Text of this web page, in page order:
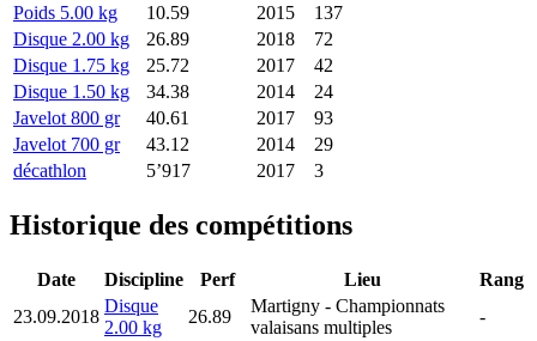
Poids 5.00 kg
10.59 2015
137
Disque 2.00 kg
26.89 2018
72
Disque 1.75 kg
25.72 2017
42
Disque 1.50 kg
34.38 2014
24
Javelot 800 gr
40.61 2017
93
Javelot 700 gr
43.12 2014
29
décathlon
5’917 2017 3
Historique des compétitions
Date Discipline Perf Lieu
Rang
23.09.2018
Disque
2.00 kg
26.89
Martigny - Championnats
valaisans multiples
-